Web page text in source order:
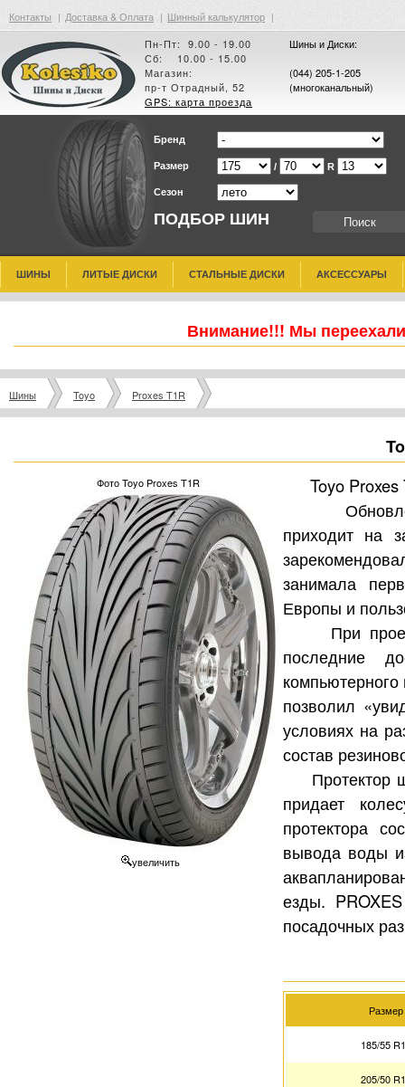
Контакты | Доставка & Оплата | Шинный калькулятор |
Пн-Пт: 9.00 - 19.00
Сб: 10.00 - 15.00
Магазин:
пр-т Отрадный, 52
GPS: карта проезда
Шины и Диски:
(044) 205-1-205
(многоканальный)
ПОДБОР ШИН
Бренд
Размер / R
Сезон
ШИНЫ ЛИТЫЕ ДИСКИ СТАЛЬНЫЕ ДИСКИ АКСЕССУАРЫ
Внимание!!! Мы
Шины Toyo Proxes T1R
Фото Toyo Proxes T1R
увеличить
Toyo
приходит на
занимала
Европы и
При
последние
позволил
условиях на
состав
Протектор
придает
протектора
вывода воды
езды.
посадочных
Размер
185/55
205/50